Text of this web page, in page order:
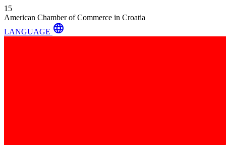
15
American Chamber of Commerce in Croatia
LANGUAGE language